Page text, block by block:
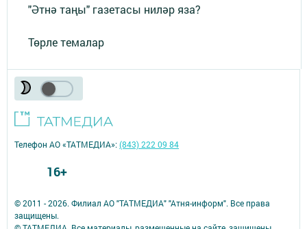
"Әтнә таңы" газетасы ниләр яза?
Төрле темалар
© 2011 - 2026. Филиал АО "ТАТМЕДИА" "Атня-информ". Все права
защищены.
Телефон АО «ТАТМЕДИА»:(843) 222 09 84
16+